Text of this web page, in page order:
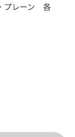
プレーン 各